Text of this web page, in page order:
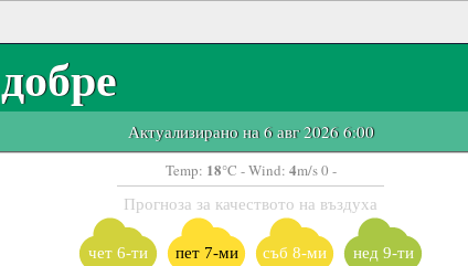
добре
Актуализирано на 6 авг 2026 6:00
Temp: 18°C - Wind: 4m/s 0 -
Прогноза за качеството на въздуха
чет 6-ти пет 7-ми съб 8-ми нед 9-ти